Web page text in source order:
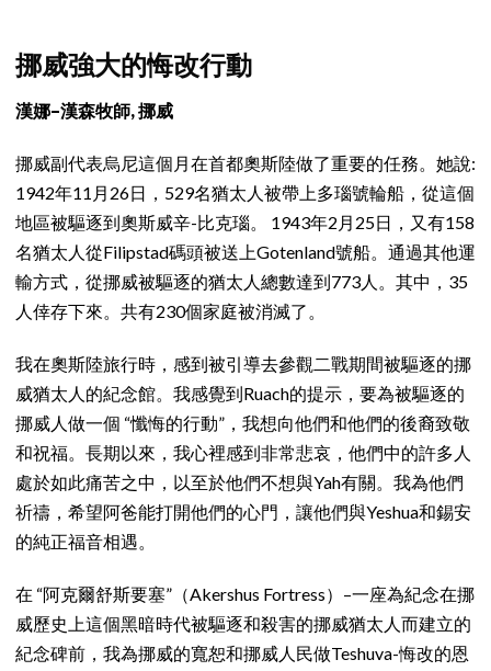
挪威強大的悔改行動
漢娜–漢森牧師,挪威
挪威副代表烏尼這個月在首都奧斯陸做了重要的任務。她說:
1942年11月26日，529名猶太人被帶上多瑙號輪船，從這個
地區被驅逐到奧斯威辛-比克瑙。 1943年2月25日，又有158
名猶太人從Filipstad碼頭被送上Gotenland號船。通過其他運
輸方式，從挪威被驅逐的猶太人總數達到773人。其中，35
人倖存下來。共有230個家庭被消滅了。
我在奧斯陸旅行時，感到被引導去參觀二戰期間被驅逐的挪
威猶太人的紀念館。我感覺到Ruach的提示，要為被驅逐的
挪威人做一個 “懺悔的行動”，我想向他們和他們的後裔致敬
和祝福。長期以來，我心裡感到非常悲哀，他們中的許多人
處於如此痛苦之中，以至於他們不想與Yah有關。我為他們
祈禱，希望阿爸能打開他們的心門，讓他們與Yeshua和錫安
的純正福音相遇。
在 “阿克爾舒斯要塞”（Akershus Fortress）–一座為紀念在挪
威歷史上這個黑暗時代被驅逐和殺害的挪威猶太人而建立的
紀念碑前，我為挪威的寬恕和挪威人民做Teshuva-悔改的恩